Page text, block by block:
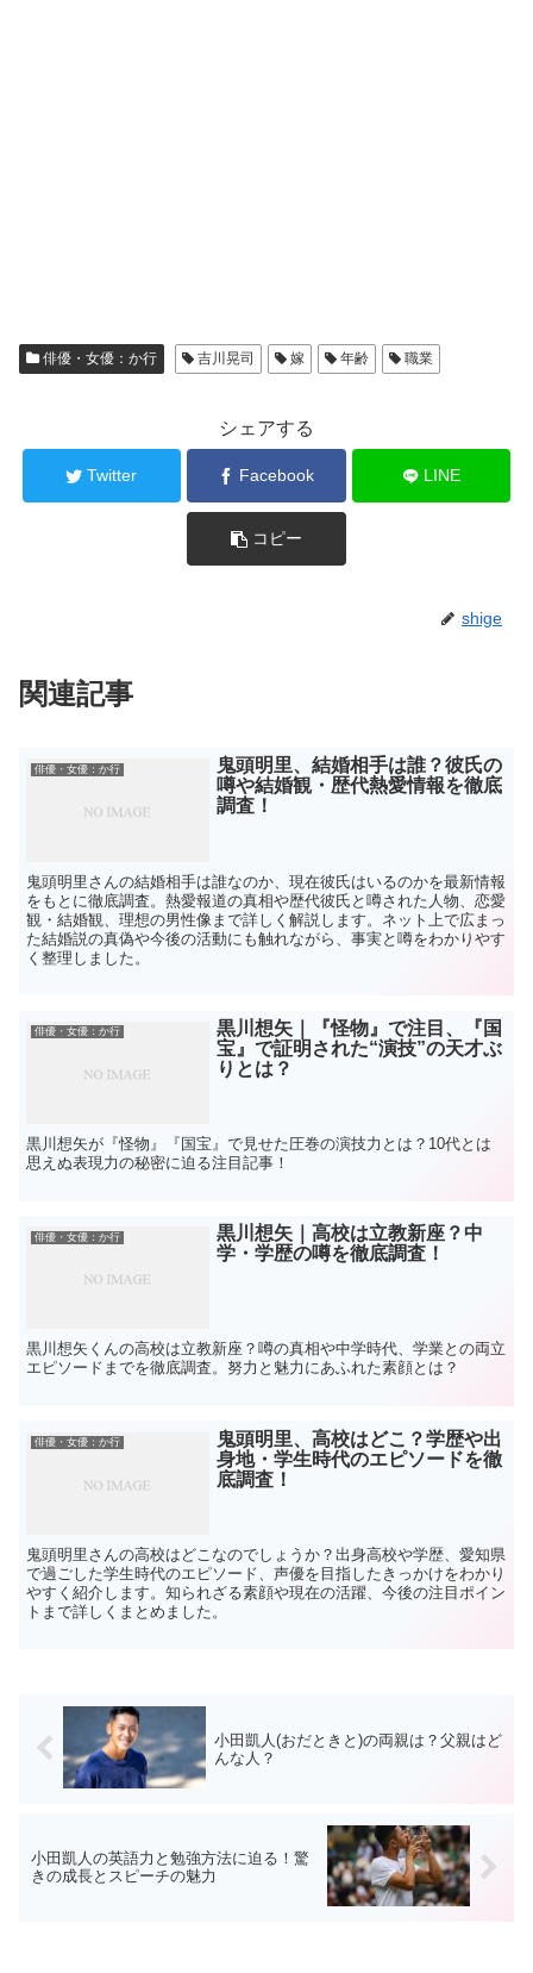
俳優・女優：か行 吉川晃司 嫁 年齢 職業
シェアする
Twitter Facebook LINE
コピー
shige
関連記事
俳優・女優：か行
鬼頭明里、結婚相手は誰？彼氏の
噂や結婚観・歴代熱愛情報を徹底
調査！
鬼頭明里さんの結婚相手は誰なのか、現在彼氏はいるのかを最新情報
をもとに徹底調査。熱愛報道の真相や歴代彼氏と噂された人物、恋愛
観・結婚観、理想の男性像まで詳しく解説します。ネット上で広まっ
た結婚説の真偽や今後の活動にも触れながら、事実と噂をわかりやす
く整理しました。
俳優・女優：か行
黒川想矢｜『怪物』で注目、『国
宝』で証明された“演技”の天才ぶ
りとは？
黒川想矢が『怪物』『国宝』で見せた圧巻の演技力とは？10代とは
思えぬ表現力の秘密に迫る注目記事！
俳優・女優：か行
黒川想矢｜高校は立教新座？中
学・学歴の噂を徹底調査！
黒川想矢くんの高校は立教新座？噂の真相や中学時代、学業との両立
エピソードまでを徹底調査。努力と魅力にあふれた素顔とは？
俳優・女優：か行
鬼頭明里、高校はどこ？学歴や出
身地・学生時代のエピソードを徹
底調査！
鬼頭明里さんの高校はどこなのでしょうか？出身高校や学歴、愛知県
で過ごした学生時代のエピソード、声優を目指したきっかけをわかり
やすく紹介します。知られざる素顔や現在の活躍、今後の注目ポイン
トまで詳しくまとめました。
小田凱人(おだときと)の両親は？父親はど
んな人？
小田凱人の英語力と勉強方法に迫る！驚
きの成長とスピーチの魅力